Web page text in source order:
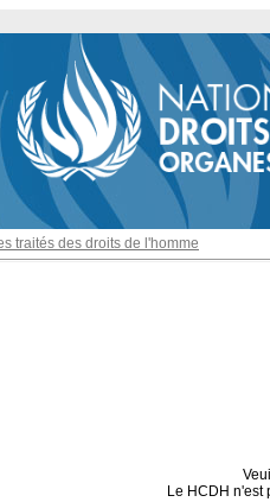
traités des droits de l'homme
Le HCDH n'est